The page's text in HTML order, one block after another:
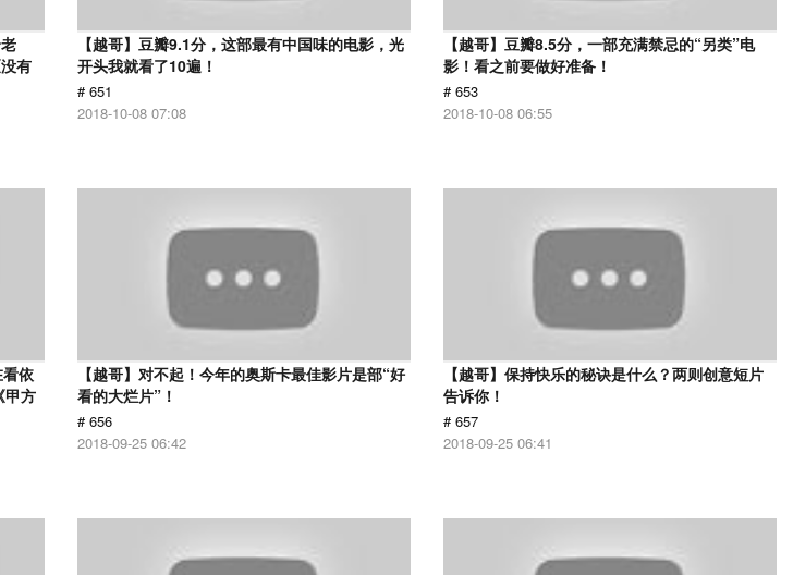
有
【越哥】豆瓣9.1分，这部最有中国味的电影，光
开头我就看了10遍！
# 651
2018-10-08 07:08
【越哥】豆瓣8.5分，一部充满禁忌的“另类”电
影！看之前要做好准备！
# 653
2018-10-08 06:55
看依
甲方
【越哥】对不起！今年的奥斯卡最佳影片是部“好
看的大烂片”！
# 656
2018-09-25 06:42
【越哥】保持快乐的秘诀是什么？两则创意短片
告诉你！
# 657
2018-09-25 06:41